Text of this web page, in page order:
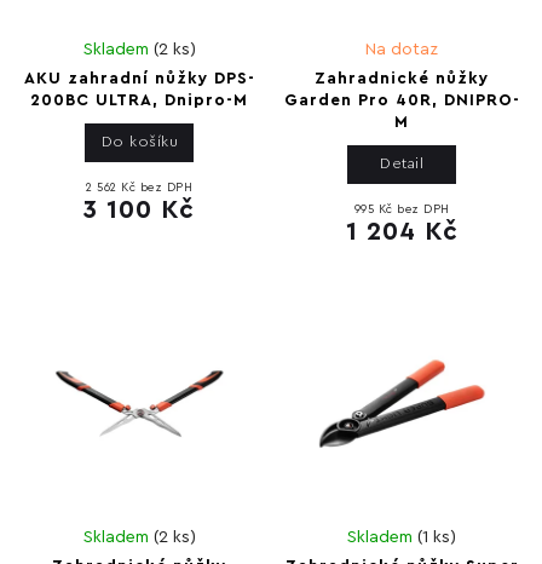
AKU zahradní nůžky DPS-
200BC ULTRA, Dnipro-M
Skladem (2 ks)
2 562 Kč bez DPH
3 100 Kč
Do košíku
Zahradnické nůžky
Garden Pro 40R, DNIPRO-
M
Na dotaz
995 Kč bez DPH
1 204 Kč
Detail
Skladem (2 ks)
Skladem(1 ks)